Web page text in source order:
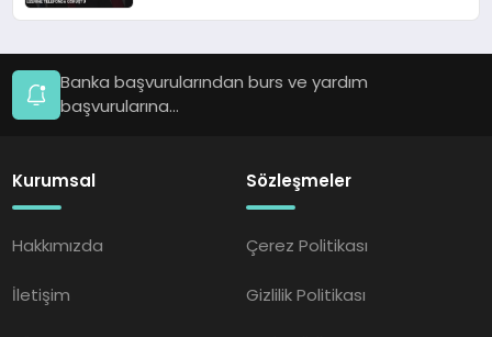
Banka başvurularından burs ve yardım
başvurularına...
Kurumsal
Hakkımızda
İletişim
Sözleşmeler
Çerez Politikası
Gizlilik Politikası